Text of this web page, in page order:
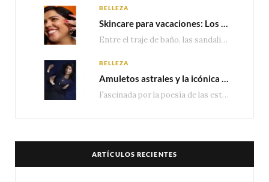
BELLEZA
Skincare para vacaciones: Los do’s and dont’s para cuidar tu piel
Entre el traje de baño, las sandalias, los lentes de sol y los looks que…
BELLEZA
Amuletos astrales y la icónica colección Zodiaque de Van Cleef & Arpels
Fascinada por la poesía de las estrellas, la Maison Van Cleef & Arpels celebra la llegada de las…
ARTÍCULOS RECIENTES